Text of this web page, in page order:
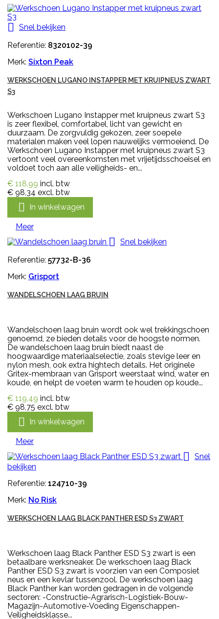

Snel bekijken
Referentie: 8320102-39
Merk: Sixton Peak
WERKSCHOEN LUGANO INSTAPPER MET KRUIPNEUS ZWART
S3
Werkschoen Lugano Instapper met kruipneus zwart S3
is zeer flexibel, comfortabel, licht van gewicht en
duurzaam. De zorgvuldig gekozen, zeer soepele
materialen maken veel lopen nauwelijks vermoeiend. De
Werkschoen Lugano Instapper met kruipneus zwart S3
vertoont veel overeenkomsten met vrijetijdsschoeisel en
voldoet toch aan alle veiligheids- en...
€ 118,99 incl. btw
€ 98,34 excl. btw
 In winkelwagen
Meer

Snel bekijken
Referentie: 57732-B-36
Merk: Grisport
WANDELSCHOEN LAAG BRUIN
Wandelschoen laag bruin wordt ook wel trekkingschoen
genoemd, ze bieden details voor de hoogste normen.
De wandelschoen laag bruin biedt naast de
hoogwaardige materiaalselectie, zoals stevige leer en
nylon mesh, ook extra hightech details. Het originele
Gritex-membraan van Grisport weerstaat wind, water en
koude, en helpt de voeten warm te houden op koude...
€ 119,49 incl. btw
€ 98,75 excl. btw
 In winkelwagen
Meer

Snel
bekijken
Referentie: 124710-39
Merk: No Risk
WERKSCHOEN LAAG BLACK PANTHER ESD S3 ZWART
Werkschoen laag Black Panther ESD S3 zwart is een
betaalbare werksneaker. De werkschoen laag Black
Panther ESD S3 zwart is voorzien van een Composiet
neus en een kevlar tussenzool. De werkschoen laag
Black Panther kan worden gedragen in de volgende
sectoren: -Constructie-Agrarisch-Logistiek-Bouw-
Magazijn-Automotive-Voeding Eigenschappen-
Veiligheidsklasse...